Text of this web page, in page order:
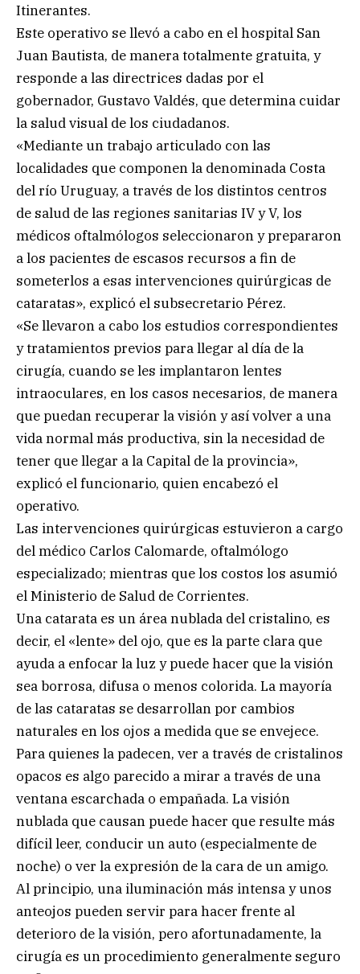
Itinerantes.
Este operativo se llevó a cabo en el hospital San
Juan Bautista, de manera totalmente gratuita, y
responde a las directrices dadas por el
gobernador, Gustavo Valdés, que determina cuidar
la salud visual de los ciudadanos.
«Mediante un trabajo articulado con las
localidades que componen la denominada Costa
del río Uruguay, a través de los distintos centros
de salud de las regiones sanitarias IV y V, los
médicos oftalmólogos seleccionaron y prepararon
a los pacientes de escasos recursos a fin de
someterlos a esas intervenciones quirúrgicas de
cataratas», explicó el subsecretario Pérez.
«Se llevaron a cabo los estudios correspondientes
y tratamientos previos para llegar al día de la
cirugía, cuando se les implantaron lentes
intraoculares, en los casos necesarios, de manera
que puedan recuperar la visión y así volver a una
vida normal más productiva, sin la necesidad de
tener que llegar a la Capital de la provincia»,
explicó el funcionario, quien encabezó el
operativo.
Las intervenciones quirúrgicas estuvieron a cargo
del médico Carlos Calomarde, oftalmólogo
especializado; mientras que los costos los asumió
el Ministerio de Salud de Corrientes.
Una catarata es un área nublada del cristalino, es
decir, el «lente» del ojo, que es la parte clara que
ayuda a enfocar la luz y puede hacer que la visión
sea borrosa, difusa o menos colorida. La mayoría
de las cataratas se desarrollan por cambios
naturales en los ojos a medida que se envejece.
Para quienes la padecen, ver a través de cristalinos
opacos es algo parecido a mirar a través de una
ventana escarchada o empañada. La visión
nublada que causan puede hacer que resulte más
difícil leer, conducir un auto (especialmente de
noche) o ver la expresión de la cara de un amigo.
Al principio, una iluminación más intensa y unos
anteojos pueden servir para hacer frente al
deterioro de la visión, pero afortunadamente, la
cirugía es un procedimiento generalmente seguro